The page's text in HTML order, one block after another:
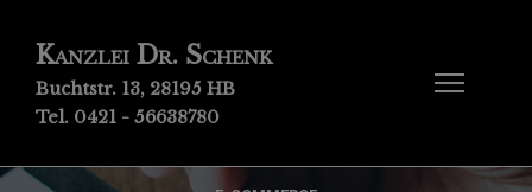
Kanzlei Dr. Schenk
Buchtstr. 13, 28195 HB
Tel. 0421 - 56638780